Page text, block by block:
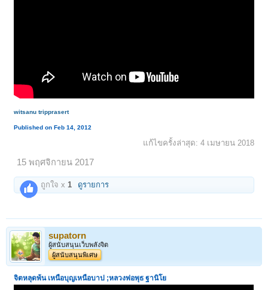
witsanu tripprasert
Published on Feb 14, 2012
แก้ไขครั้งล่าสุด: 4 เมษายน 2018
15 พฤศจิกายน 2017
ถูกใจ x 1 ดูรายการ
supatorn
ผู้สนับสนุนเว็บพลังจิต
ผู้สนับสนุนพิเศษ
จิตหลุดพ้น เหนือบุญเหนือบาป ;หลวงพ่อพุธ ฐานิโย